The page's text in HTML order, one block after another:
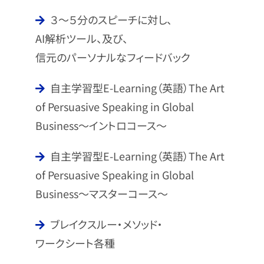
でした。
です。
３～５分のスピーチに対し、
AI解析ツール、及び、
信元のパーソナルなフィードバック
自主学習型E-Learning（英語）The Art
of Persuasive Speaking in Global
Business～イントロコース～
自主学習型E-Learning（英語）The Art
of Persuasive Speaking in Global
Business～マスターコース～
ブレイクスルー・メソッド・
ワークシート各種